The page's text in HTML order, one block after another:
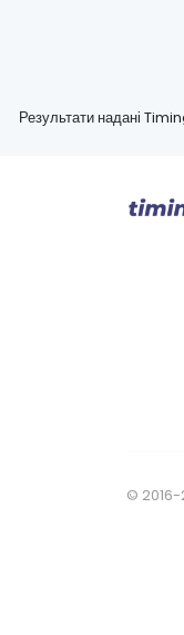
Результати надані
©